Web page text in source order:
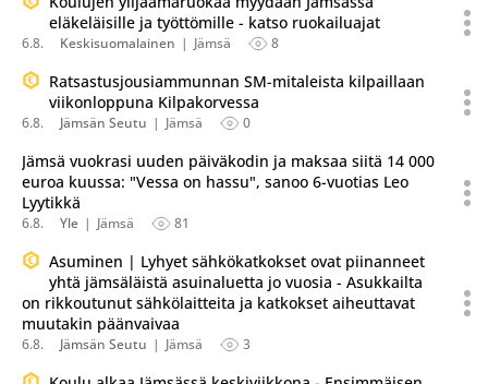
eläkeläisille ja työttömille - katso ruokailuajat
6.8. Keskisuomalainen Jämsä 8
Ratsastusjousiammunnan SM-mitaleista kilpaillaan
viikonloppuna Kilpakorvessa
6.8. Jämsän Seutu Jämsä 0
Jämsä vuokrasi uuden päiväkodin ja maksaa siitä 14 000
euroa kuussa: "Vessa on hassu", sanoo 6-vuotias Leo
Lyytikkä
6.8. Yle Jämsä 81
Asuminen | Lyhyet sähkökatkokset ovat piinanneet
yhtä jämsäläistä asuinaluetta jo vuosia - Asukkailta
on rikkoutunut sähkölaitteita ja katkokset aiheuttavat
muutakin päänvaivaa
6.8. Jämsän Seutu Jämsä 3